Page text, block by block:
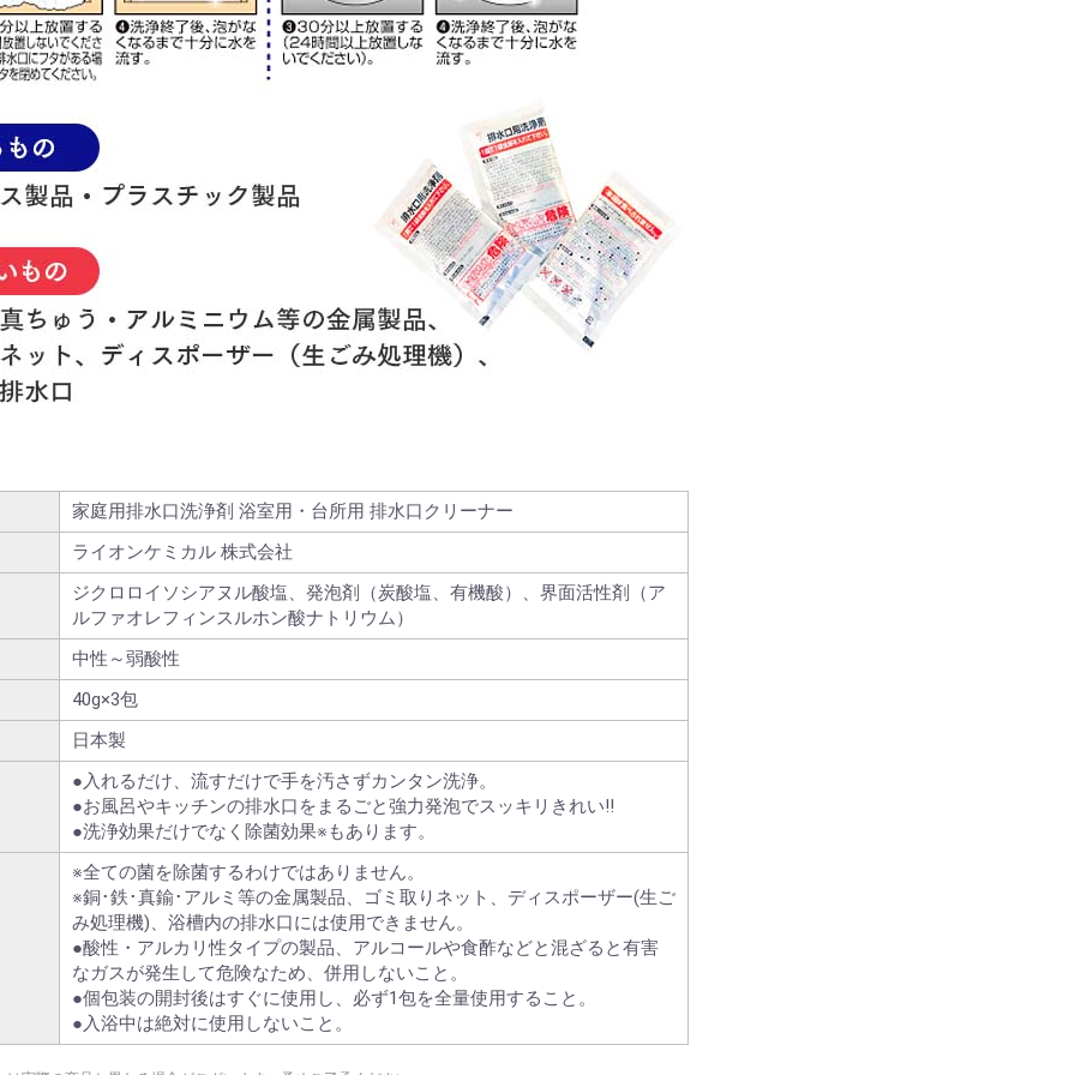
家庭用排水口洗浄剤 浴室用・台所用 排水口クリーナー
ライオンケミカル 株式会社
ジクロロイソシアヌル酸塩、発泡剤（炭酸塩、有機酸）、界面活性剤（ア
ルファオレフィンスルホン酸ナトリウム）
中性～弱酸性
40g×3包
日本製
●入れるだけ、流すだけで手を汚さずカンタン洗浄。
●お風呂やキッチンの排水口をまるごと強力発泡でスッキリきれい!!
●洗浄効果だけでなく除菌効果※もあります。
※全ての菌を除菌するわけではありません。
※銅･鉄･真鍮･アルミ等の金属製品、ゴミ取りネット、ディスポーザー(生ご
み処理機)、浴槽内の排水口には使用できません。
●酸性・アルカリ性タイプの製品、アルコールや食酢などと混ざると有害
なガスが発生して危険なため、併用しないこと。
●個包装の開封後はすぐに使用し、必ず1包を全量使用すること。
●入浴中は絶対に使用しないこと。